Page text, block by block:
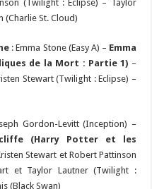
(Twilight : Eclipse) – Taylor
(Charlie St. Cloud)
: Emma Stone (Easy A) – Emma
de la Mort : Partie 1) –
Stewart (Twilight : Eclipse) –
Gordon-Levitt (Inception) –
(Harry Potter et les
Stewart et Robert Pattinson
et Taylor Lautner (Twilight :
(Black Swan)